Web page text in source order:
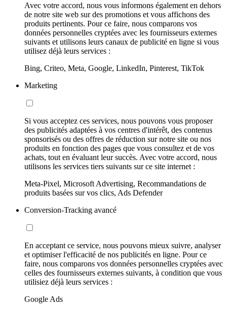
Avec votre accord, nous vous informons également en dehors
de notre site web sur des promotions et vous affichons des
produits pertinents. Pour ce faire, nous comparons vos
données personnelles cryptées avec les fournisseurs externes
suivants et utilisons leurs canaux de publicité en ligne si vous
utilisez déjà leurs services :
Bing, Criteo, Meta, Google, LinkedIn, Pinterest, TikTok
Marketing
Si vous acceptez ces services, nous pouvons vous proposer
des publicités adaptées à vos centres d'intérêt, des contenus
sponsorisés ou des offres de réduction sur notre site ou nos
produits en fonction des pages que vous consultez et de vos
achats, tout en évaluant leur succès. Avec votre accord, nous
utilisons les services tiers suivants sur ce site internet :
Meta-Pixel, Microsoft Advertising, Recommandations de
produits basées sur vos clics, Ads Defender
Conversion-Tracking avancé
En acceptant ce service, nous pouvons mieux suivre, analyser
et optimiser l'efficacité de nos publicités en ligne. Pour ce
faire, nous comparons vos données personnelles cryptées avec
celles des fournisseurs externes suivants, à condition que vous
utilisiez déjà leurs services :
Google Ads